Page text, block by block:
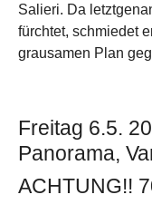
Salieri. Da
fürchtet, schmiedet
grausamen Plan
Freitag 6.5.
Panorama,
ACHTUNG!!